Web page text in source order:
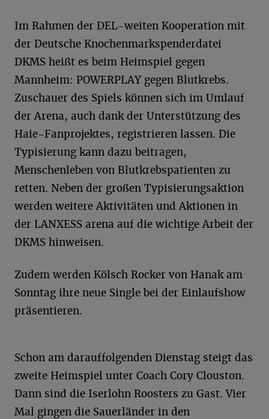
Im Rahmen der DEL-weiten Kooperation mit
der Deutsche Knochenmarkspenderdatei
DKMS heißt es beim Heimspiel gegen
Mannheim: POWERPLAY gegen Blutkrebs.
Zuschauer des Spiels können sich im Umlauf
der Arena, auch dank der Unterstützung des
Haie-Fanprojektes, registrieren lassen. Die
Typisierung kann dazu beitragen,
Menschenleben von Blutkrebspatienten zu
retten. Neben der großen Typisierungsaktion
werden weitere Aktivitäten und Aktionen in
der LANXESS arena auf die wichtige Arbeit der
DKMS hinweisen.
Zudem werden Kölsch Rocker von Hanak am
Sonntag ihre neue Single bei der Einlaufshow
präsentieren.
Schon am darauffolgenden Dienstag steigt das
zweite Heimspiel unter Coach Cory Clouston.
Dann sind die Iserlohn Roosters zu Gast. Vier
Mal gingen die Sauerländer in den